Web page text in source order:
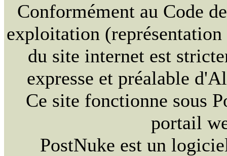
Conformément au Code
exploitation
du site internet est
expresse et préalable
Ce site fonctionne sous
portail
PostNuke est un